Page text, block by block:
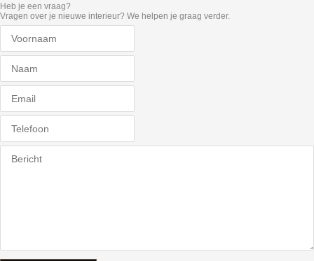
Heb je een vraag?
Vragen over je nieuwe interieur? We helpen je graag verder.